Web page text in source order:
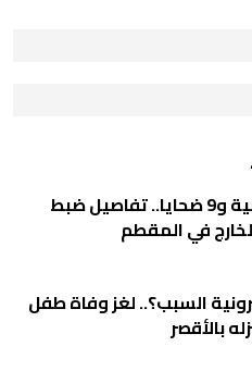
تأشيرات وهمية و9 ضحايا.. تفاصيل ضبط
في المقطم
السبب؟.. لغز وفاة طفل
بالأقصر